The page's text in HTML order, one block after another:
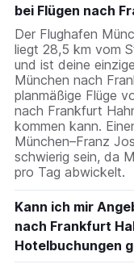
bei Flügen nach
Der Flughafen
liegt 28,5 km vom
und ist deine
München nach
planmäßige Flüge
nach Frankfurt
kommen kann.
München–Franz
schwierig sein, da
pro Tag abwickelt.
Kann ich mir
nach Frankfurt
Hotelbuchungen